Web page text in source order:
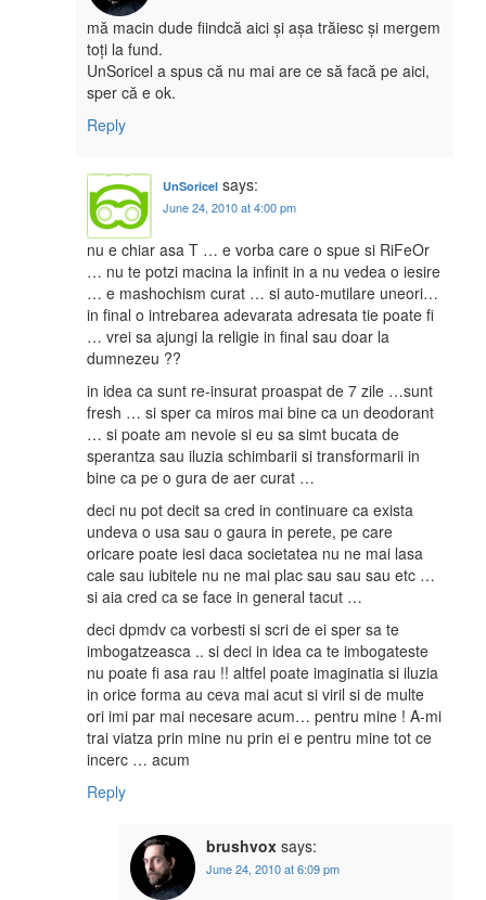
mă macin dude fiindcă aici și așa trăiesc și mergem
toți la fund.
UnSoricel a spus că nu mai are ce să facă pe aici,
sper că e ok.
Reply
UnSoricel says:
June 24, 2010 at 4:00 pm
nu e chiar asa T … e vorba care o spue si RiFeOr
… nu te potzi macina la infinit in a nu vedea o iesire
… e mashochism curat … si auto-mutilare uneori…
in final o intrebarea adevarata adresata tie poate fi
… vrei sa ajungi la religie in final sau doar la
dumnezeu ??
in idea ca sunt re-insurat proaspat de 7 zile …sunt
fresh … si sper ca miros mai bine ca un deodorant
… si poate am nevoie si eu sa simt bucata de
sperantza sau iluzia schimbarii si transformarii in
bine ca pe o gura de aer curat …
deci nu pot decit sa cred in continuare ca exista
undeva o usa sau o gaura in perete, pe care
oricare poate iesi daca societatea nu ne mai lasa
cale sau iubitele nu ne mai plac sau sau sau etc …
si aia cred ca se face in general tacut …
deci dpmdv ca vorbesti si scri de ei sper sa te
imbogatzeasca .. si deci in idea ca te imbogateste
nu poate fi asa rau !! altfel poate imaginatia si iluzia
in orice forma au ceva mai acut si viril si de multe
ori imi par mai necesare acum… pentru mine ! A-mi
trai viatza prin mine nu prin ei e pentru mine tot ce
incerc … acum
Reply
brushvox says:
June 24, 2010 at 6:09 pm